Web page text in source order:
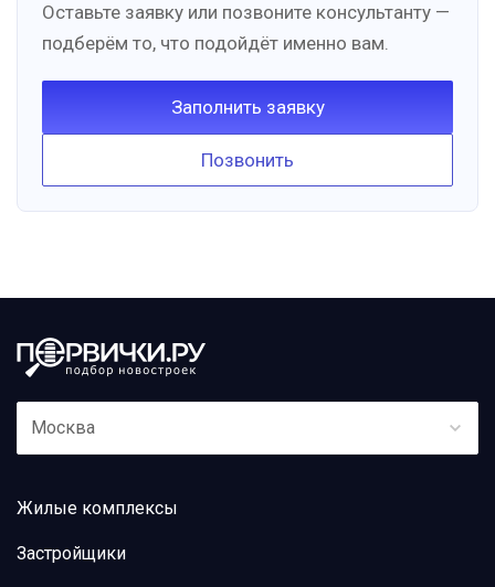
Оставьте заявку или позвоните консультанту —
подберём то, что подойдёт именно вам.
Заполнить заявку
Позвонить
Москва
Жилые комплексы
Застройщики